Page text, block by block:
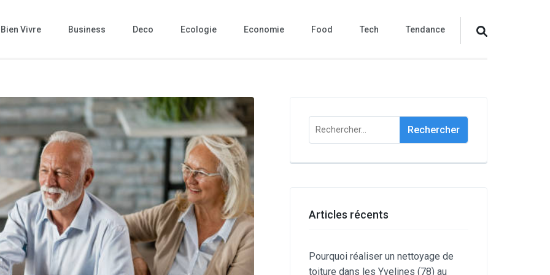
Bien Vivre Business Deco Ecologie Economie Food Tech Tendance
Rechercher :
Articles récents
Pourquoi réaliser un nettoyage de
toiture dans les Yvelines (78) au